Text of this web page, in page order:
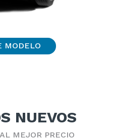
MODELO
NUEVOS
MEJOR PRECIO